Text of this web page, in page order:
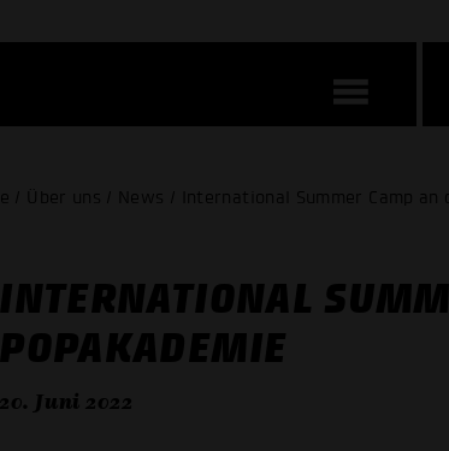
/ Über uns / News / International Summer Camp an
INTERNATIONAL
POPAKADEMIE
20. Juni 2022